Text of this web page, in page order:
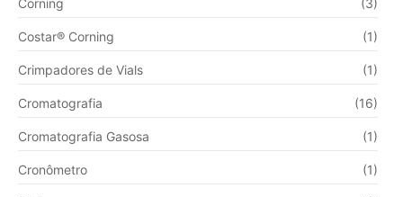
Costar® Corning (1)
Crimpadores de Vials (1)
Cromatografia (16)
Cromatografia Gasosa (1)
Cronômetro (1)